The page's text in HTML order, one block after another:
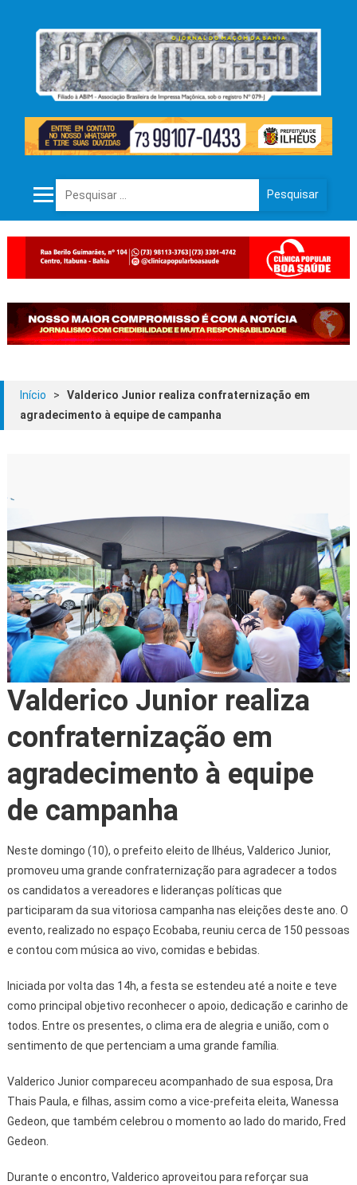
Pesquisar por:
Início >
Valderico Junior realiza confraternização em
agradecimento à equipe de campanha
Valderico Junior realiza
confraternização em
agradecimento à equipe
de campanha
Neste domingo (10), o prefeito eleito de Ilhéus, Valderico Junior,
promoveu uma grande confraternização para agradecer a todos
os candidatos a vereadores e lideranças políticas que
participaram da sua vitoriosa campanha nas eleições deste ano. O
evento, realizado no espaço Ecobaba, reuniu cerca de 150 pessoas
e contou com música ao vivo, comidas e bebidas.
Iniciada por volta das 14h, a festa se estendeu até a noite e teve
como principal objetivo reconhecer o apoio, dedicação e carinho de
todos. Entre os presentes, o clima era de alegria e união, com o
sentimento de que pertenciam a uma grande família.
Valderico Junior compareceu acompanhado de sua esposa, Dra
Thais Paula, e filhas, assim como a vice-prefeita eleita, Wanessa
Gedeon, que também celebrou o momento ao lado do marido, Fred
Gedeon.
Durante o encontro, Valderico aproveitou para reforçar sua